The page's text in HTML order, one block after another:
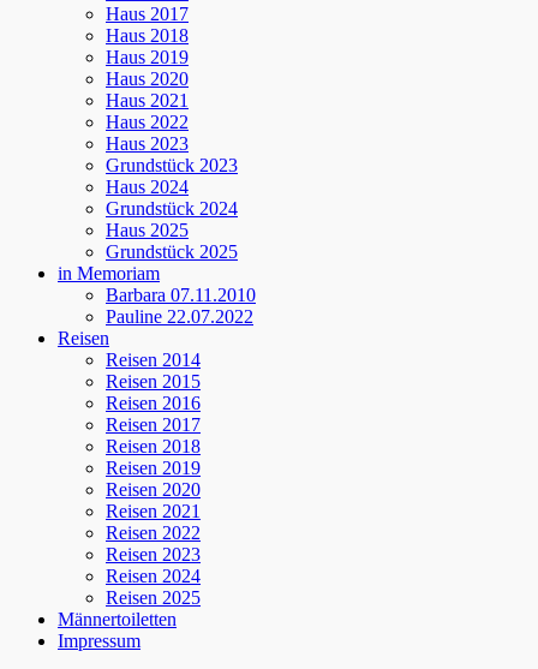
Haus 2017
Haus 2018
Haus 2019
Haus 2020
Haus 2021
Haus 2022
Haus 2023
Grundstück 2023
Haus 2024
Grundstück 2024
Haus 2025
Grundstück 2025
in Memoriam
Barbara 07.11.2010
Pauline 22.07.2022
Reisen
Reisen 2014
Reisen 2015
Reisen 2016
Reisen 2017
Reisen 2018
Reisen 2019
Reisen 2020
Reisen 2021
Reisen 2022
Reisen 2023
Reisen 2024
Reisen 2025
Männertoiletten
Impressum